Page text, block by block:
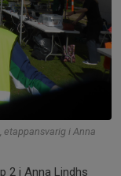
etappansvarig i Anna
2 i Anna Lindhs